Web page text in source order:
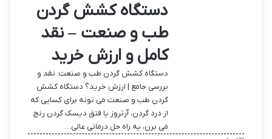
دستگاه کشش گردن
طب و صنعت – نقد
کامل و ارزش خرید
دستگاه کشش گردن طب و صنعت: نقد و
بررسی جامع | ارزش خرید؟ دستگاه کشش
گردن طب و صنعت می تونه برای کسایی که
از درد گردن، آرتروز یا فتق دیسک گردن رنج
می برن، یه راه حل درمانی عالی…